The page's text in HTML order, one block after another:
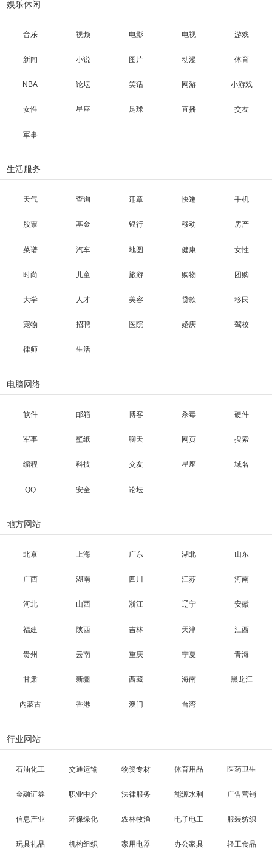
娱乐休闲
音乐 视频 电影 电视 游戏
新闻 小说 图片 动漫 体育
NBA 论坛 笑话 网游 小游戏
女性 星座 足球 直播 交友
军事
生活服务
天气 查询 违章 快递 手机
股票 基金 银行 移动 房产
菜谱 汽车 地图 健康 女性
时尚 儿童 旅游 购物 团购
大学 人才 美容 贷款 移民
宠物 招聘 医院 婚庆 驾校
律师 生活
电脑网络
软件 邮箱 博客 杀毒 硬件
军事 壁纸 聊天 网页 搜索
编程 科技 交友 星座 域名
QQ 安全 论坛
地方网站
北京 上海 广东 湖北 山东
广西 湖南 四川 江苏 河南
河北 山西 浙江 辽宁 安徽
福建 陕西 吉林 天津 江西
贵州 云南 重庆 宁夏 青海
甘肃 新疆 西藏 海南 黑龙江
内蒙古 香港 澳门 台湾
行业网站
石油化工 交通运输 物资专材 体育用品 医药卫生
金融证券 职业中介 法律服务 能源水利 广告营销
信息产业 环保绿化 农林牧渔 电子电工 服装纺织
玩具礼品 机构组织 家用电器 办公家具 轻工食品